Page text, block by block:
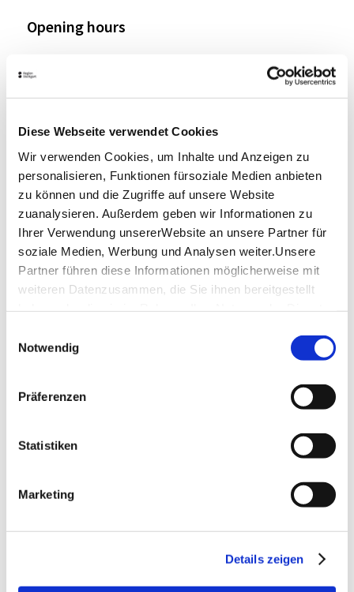
Diese Webseite verwendet Cookies
Wir verwenden Cookies, um Inhalte und Anzeigen zu
personalisieren, Funktionen fürsoziale Medien anbieten
zu können und die Zugriffe auf unsere Website
zuanalysieren. Außerdem geben wir Informationen zu
Ihrer Verwendung unsererWebsite an unsere Partner für
soziale Medien, Werbung und Analysen weiter.Unsere
Partner führen diese Informationen möglicherweise mit
weiteren Datenzusammen, die Sie ihnen bereitgestellt
Impressum
Notwendig
Präferenzen
Statistiken
Marketing
Details zeigen
Opening hours
Monday
11:00 a.m. - 01:00 a.m.
Tuesday
11:00 a.m. - 01:00 a.m.
Wednesday
11:00 a.m. - 01:00 a.m.
Thursday
11:00 a.m. - 01:00 a.m.
Friday
11:00 a.m. - 03:00 a.m.
Saturday
11:00 a.m. - 03:00 a.m.
Sunday
02:00 p.m. - 11:00 p.m.
opening hours by Google
Location & Contact
Geißstr. 12
Phone:0711/76 16 25 08
Verkehrs- und Tarifverbund Stuttgart GmbH
Deutsche Bahn AG